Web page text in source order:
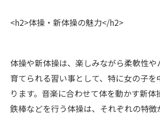
<h2>体操・新体操の魅力</h2>
体操や新体操は、楽しみながら柔軟性や
育てられる習い事として、特に女の子を
ります。音楽に合わせて体を動かす新体
鉄棒などを行う体操は、それぞれの特徴